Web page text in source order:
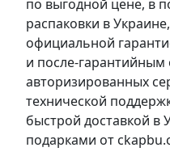
по выгодной цене, в
распаковки в
официальной
и после-
авторизированных
технической
быстрой доставкой в
подарками от